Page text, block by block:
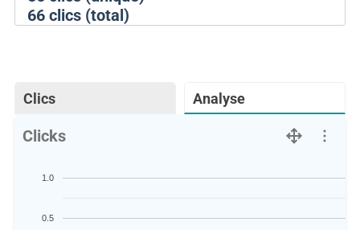
66clics (total)
Clics Analyse
Clicks
0.5
1.0